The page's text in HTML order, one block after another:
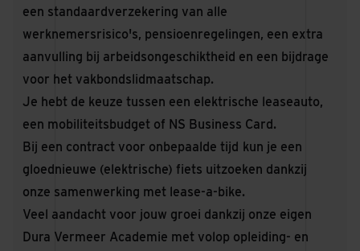
een standaardverzekering van alle
werknemersrisico's, pensioenregelingen, een extra
aanvulling bij arbeidsongeschiktheid en een bijdrage
voor het vakbondslidmaatschap.
Je hebt de keuze tussen een elektrische leaseauto,
een mobiliteitsbudget of NS Business Card.
Bij een contract voor onbepaalde tijd kun je een
gloednieuwe (elektrische) fiets uitzoeken dankzij
onze samenwerking met lease-a-bike.
Veel aandacht voor jouw groei dankzij onze eigen
Dura Vermeer Academie met volop opleiding- en